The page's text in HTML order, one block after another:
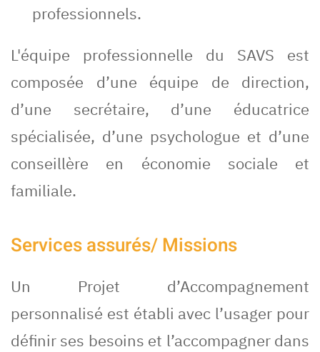
professionnels.
L'équipe professionnelle du SAVS est
composée d’une équipe de direction,
d’une secrétaire, d’une éducatrice
spécialisée, d’une psychologue et d’une
conseillère en économie sociale et
familiale.
Services assurés/ Missions
Un Projet d’Accompagnement
personnalisé est établi avec l’usager pour
définir ses besoins et l’accompagner dans